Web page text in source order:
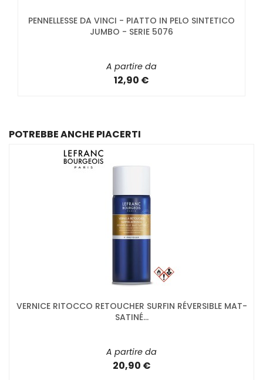
PENNELLESSE DA VINCI - PIATTO IN PELO SINTETICO
JUMBO - SERIE 5076
A partire da
12,90 €
POTREBBE ANCHE PIACERTI
VERNICE RITOCCO RETOUCHER SURFIN RÉVERSIBLE MAT-
SATINÉ...
A partire da
20,90 €